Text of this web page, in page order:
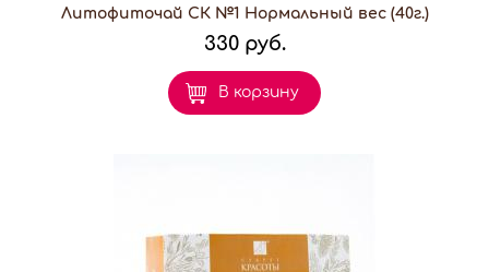
Литофиточай СК №1 Нормальный вес (40г.)
330 руб.
В корзину